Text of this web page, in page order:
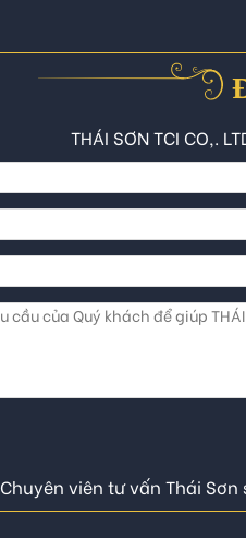
THÁI SƠN TCI CO,.
Chuyên viên tư vấn Thái